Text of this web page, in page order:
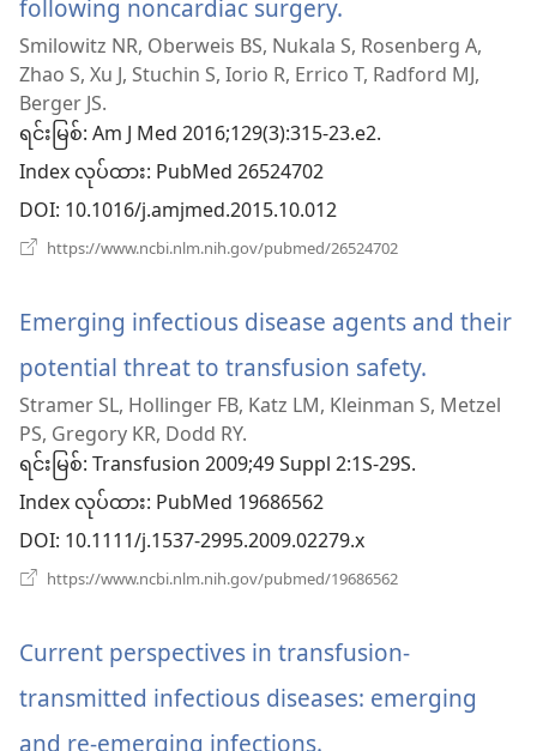
following noncardiac surgery.
အသစ်
င့်
ပါ
Smilowitz NR, Oberweis BS, Nukala S, Rosenberg A,
Zhao S, Xu J, Stuchin S, Iorio R, Errico T, Radford MJ,
Berger JS.
ရင်းမြစ်‎: Am J Med 2016;129(3):315-23.e2.
Index လုပ်ထား‎: PubMed 26524702
DOI‎: 10.1016/j.amjmed.2015.10.012
https://www.ncbi.nlm.nih.gov/pubmed/26524702
နေ
ပါ
တယ်)
Emerging infectious disease agents and their
potential threat to transfusion safety.
အသစ်
Stramer SL, Hollinger FB, Katz LM, Kleinman S, Metzel
PS, Gregory KR, Dodd RY.
ရင်းမြစ်‎: Transfusion 2009;49 Suppl 2:1S-29S.
Index လုပ်ထား‎: PubMed 19686562
DOI‎: 10.1111/j.1537-2995.2009.02279.x
https://www.ncbi.nlm.nih.gov/pubmed/19686562
နေ
တယ်)
Current perspectives in transfusion-
transmitted infectious diseases: emerging
and re-emerging infections.